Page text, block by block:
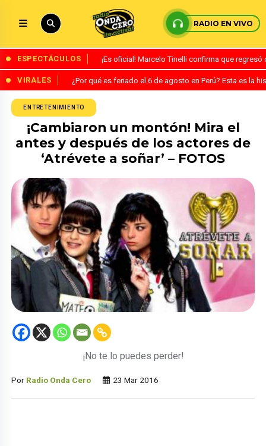
RADIO EN VIVO
ESPECTÁCULOS ¡Es oficial! Marcelo Tinelli confirma que
VIRALES ¿Por qué es feriado el 6 de agosto en Perú? Esta es la
ENTRETENIMIENTO
¡Cambiaron un montón! Mira el
antes y después de los actores de
‘Atrévete a soñar’ – FOTOS
¡No te lo puedes perder!
Por Radio Onda Cero 23 Mar 2016